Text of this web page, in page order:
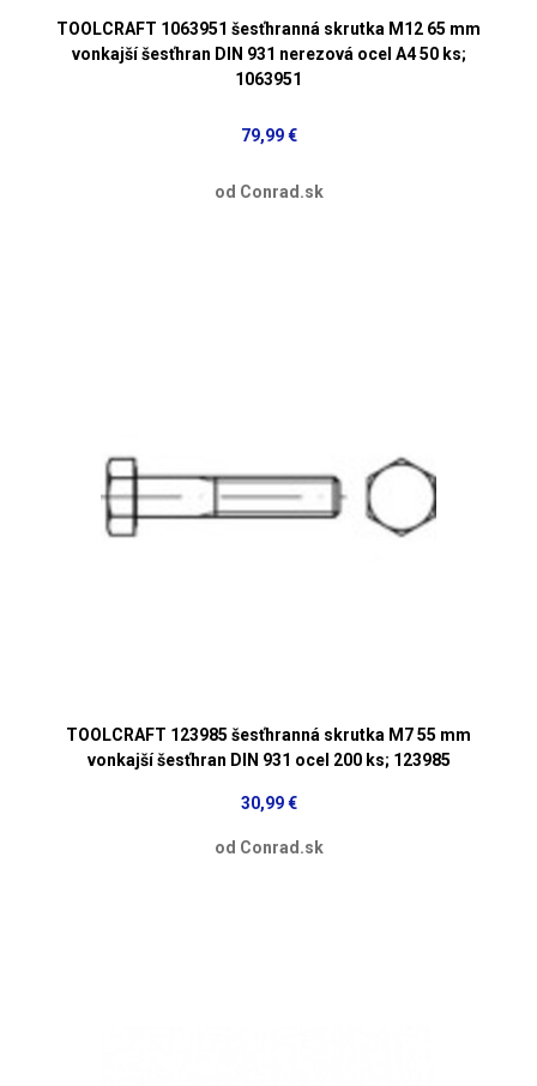
TOOLCRAFT 1063951 šesťhranná skrutka M12 65 mm
vonkajší šesťhran DIN 931 nerezová ocel A4 50 ks;
1063951
79,99 €
od Conrad.sk
TOOLCRAFT 123985 šesťhranná skrutka M7 55 mm
vonkajší šesťhran DIN 931 ocel 200 ks; 123985
30,99 €
od Conrad.sk